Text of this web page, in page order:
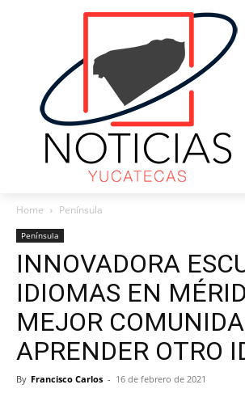
Home Península
Península
INNOVADORA
IDIOMAS EN
MEJOR
APRENDER OTRO
By Francisco Carlos - 16 de febrero de 2021